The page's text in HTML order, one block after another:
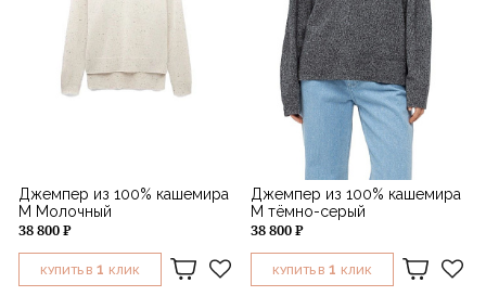
Джемпер из 100% кашемира
M Молочный
38 800 ₽
КУПИТЬ В 1 КЛИК
Джемпер из 100% кашемира
M тёмно-серый
38 800 ₽
КУПИТЬ В 1 КЛИК